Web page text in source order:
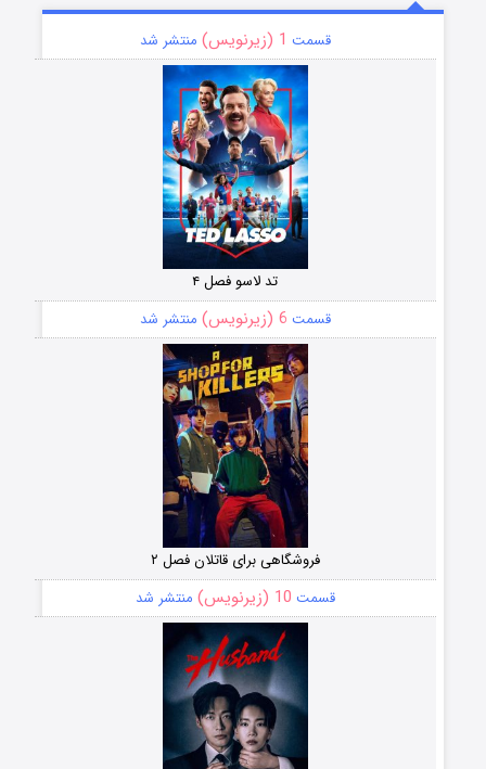
قسمت 1 (زیرنویس) منتشر شد
تد لاسو فصل ۴
قسمت 6 (زیرنویس) منتشر شد
فروشگاهی برای قاتلان فصل ۲
قسمت 10 (زیرنویس) منتشر شد